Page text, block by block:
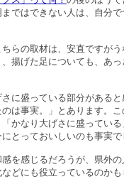
ではできない人は、自分
らの取材は、安直ですが
揚げた足についても、あ
に盛っている部分がある
は事実。」とあります。
かなり大げさに盛ってい
とっておいしいのも事実
を感じるだろうが、県外
どにも役立っているのか